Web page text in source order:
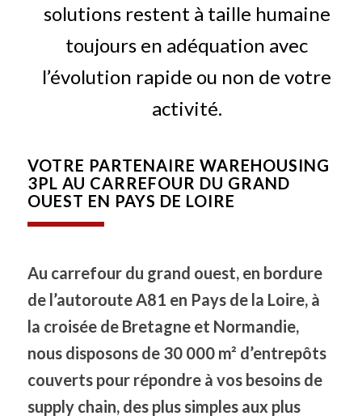
solutions restent à taille humaine
toujours en adéquation avec
l’évolution rapide ou non de votre
activité.
VOTRE PARTENAIRE WAREHOUSING
3PL AU CARREFOUR DU GRAND
OUEST EN PAYS DE LOIRE
Au carrefour du grand ouest, en bordure
de l’autoroute A81 en Pays de la Loire, à
la croisée de Bretagne et Normandie,
nous disposons de 30 000 m² d’entrepôts
couverts pour répondre à vos besoins de
supply chain, des plus simples aux plus